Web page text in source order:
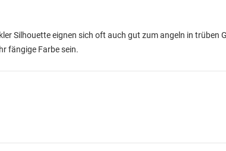
Silhouette eignen sich oft auch gut zum angeln in trüben
fängige Farbe sein.